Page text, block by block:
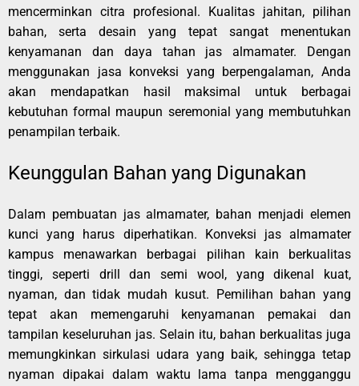
mencerminkan citra profesional. Kualitas jahitan, pilihan
bahan, serta desain yang tepat sangat menentukan
kenyamanan dan daya tahan jas almamater. Dengan
menggunakan jasa konveksi yang berpengalaman, Anda
akan mendapatkan hasil maksimal untuk berbagai
kebutuhan formal maupun seremonial yang membutuhkan
penampilan terbaik.
Keunggulan Bahan yang Digunakan
Dalam pembuatan jas almamater, bahan menjadi elemen
kunci yang harus diperhatikan. Konveksi jas almamater
kampus menawarkan berbagai pilihan kain berkualitas
tinggi, seperti drill dan semi wool, yang dikenal kuat,
nyaman, dan tidak mudah kusut. Pemilihan bahan yang
tepat akan memengaruhi kenyamanan pemakai dan
tampilan keseluruhan jas. Selain itu, bahan berkualitas juga
memungkinkan sirkulasi udara yang baik, sehingga tetap
nyaman dipakai dalam waktu lama tanpa mengganggu